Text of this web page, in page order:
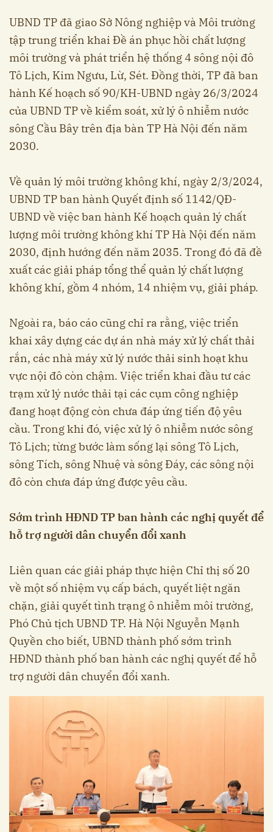
UBND TP đã giao Sở Nông nghiệp và Môi trường
tập trung triển khai Đề án phục hồi chất lượng
môi trường và phát triển hệ thống 4 sông nội đô
Tô Lịch, Kim Ngưu, Lừ, Sét. Đồng thời, TP đã ban
hành Kế hoạch số 90/KH-UBND ngày 26/3/2024
của UBND TP về kiểm soát, xử lý ô nhiễm nước
sông Cầu Bây trên địa bàn TP Hà Nội đến năm
2030.
Về quản lý môi trường không khí, ngày 2/3/2024,
UBND TP ban hành Quyết định số 1142/QĐ-
UBND về việc ban hành Kế hoạch quản lý chất
lượng môi trường không khí TP Hà Nội đến năm
2030, định hướng đến năm 2035. Trong đó đã đề
xuất các giải pháp tổng thể quản lý chất lượng
không khí, gồm 4 nhóm, 14 nhiệm vụ, giải pháp.
Ngoài ra, báo cáo cũng chỉ ra rằng, việc triển
khai xây dựng các dự án nhà máy xử lý chất thải
rắn, các nhà máy xử lý nước thải sinh hoạt khu
vực nội đô còn chậm. Việc triển khai đầu tư các
trạm xử lý nước thải tại các cụm công nghiệp
đang hoạt động còn chưa đáp ứng tiến độ yêu
cầu. Trong khi đó, việc xử lý ô nhiễm nước sông
Tô Lịch; từng bước làm sống lại sông Tô Lịch,
sông Tích, sông Nhuệ và sông Đáy, các sông nội
đô còn chưa đáp ứng được yêu cầu.
Sớm trình HĐND TP ban hành các nghị quyết để
hỗ trợ người dân chuyển đổi xanh
Liên quan các giải pháp thực hiện Chỉ thị số 20
về một số nhiệm vụ cấp bách, quyết liệt ngăn
chặn, giải quyết tình trạng ô nhiễm môi trường,
Phó Chủ tịch UBND TP. Hà Nội Nguyễn Mạnh
Quyền cho biết, UBND thành phố sớm trình
HĐND thành phố ban hành các nghị quyết để hỗ
trợ người dân chuyển đổi xanh.